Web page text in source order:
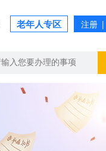
老年人专区